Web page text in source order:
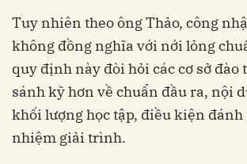
Tuy nhiên theo ông Thảo, công
không đồng nghĩa với nới lỏng
quy định này đòi hỏi các cơ sở đào
sánh kỹ hơn về chuẩn đầu ra, nội
khối lượng học tập, điều kiện đánh
nhiệm giải trình.